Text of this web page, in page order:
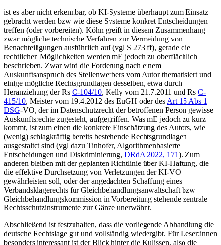
ist es aber nicht erkennbar, ob KI-Systeme überhaupt zum Einsatz
gebracht werden bzw wie diese Systeme konkret Entscheidungen
treffen (oder vorbereiten). Köhn greift in diesem Zusammenhang
zwar mögliche technische Verfahren zur Vermeidung von
Benachteiligungen ausführlich auf (vgl S 273 ff), gerade die
rechtlichen Möglichkeiten werden mE jedoch zu oberflächlich
beschrieben. Zwar wird die Forderung nach einem
Auskunftsanspruch des Stellenwerbers vom Autor thematisiert und
einige mögliche Rechtsgrundlagen desselben, etwa durch
Heranziehung der Rs C-104/10, Kelly vom 21.7.2011 und Rs C-
415/10, Meistervom 19.4.2012 des EuGH oder des Art 15 Abs 1
DSG-VO, der im Datenschutzrecht der betroffenen Person gewisse
Auskunftsrechte zugesteht, aufgegriffen. Was mE jedoch zu kurz
kommt, ist zum einen die konkrete Einschätzung des Autors, wie
(wenig) schlagkräftig bereits bestehende Rechtsgrundlagen
ausgestaltet sind (vgl dazu Tinhofer, Algorithmenbasierte
Entscheidungen und Diskriminierung, DRdA 2022, 171). Zum
anderen bleiben mit der geplanten Richtlinie über KI-Haftung, die
die effektive Durchsetzung von Verletzungen der KI-VO
gewährleisten soll, oder der angedachten Schaffung eines
Verbandsklagerechts für Gleichbehandlungsanwaltschaft bzw
Gleichbehandlungskommission in Vorbereitung stehende zentrale
Rechtsschutzinstrumente zur Gänze unerwähnt.
Abschließend ist festzuhalten, dass die vorliegende Abhandlung die
deutsche Rechtslage gut und vollständig wiedergibt. Für Leser:innen
besonders interessant ist der Blick hinter die Kulissen, also die